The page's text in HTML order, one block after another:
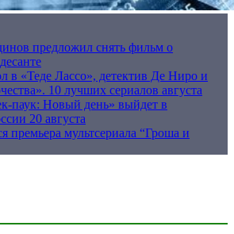
предложил снять фильм о
в «Теде Лассо», детектив Де Ниро и
10 лучших сериалов августа
паук: Новый день» выйдет в
20 августа
премьера мультсериала “Гроша и